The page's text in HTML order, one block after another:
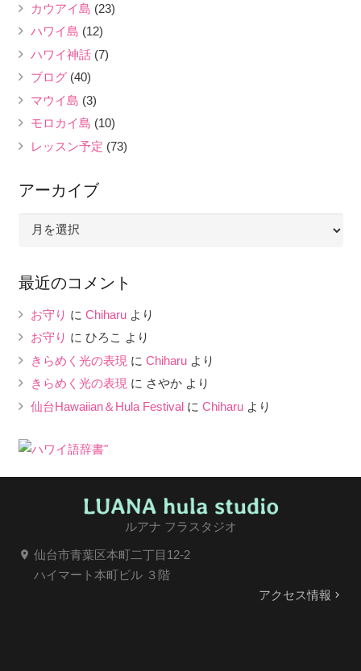
カウアイ島 (23)
ハワイ島 (12)
ハワイ神話(7)
ブログ(40)
マウイ島 (3)
モロカイ島 (10)
レッスン予定 (73)
アーカイブ
イ
最近のコメント
お守り に Chiharuより
お守り に ひろこ より
きらめく光の表現 に Chiharuより
きらめく光の表現 に さやかより
仙台Hawaiian＆Hula Festivalに Chiharuより
ルアナ フラスタジオ
location_on 仙台市青葉区本町二丁目12-2
ハイマート本町ビル ３階
アクセス情報 keyboard_arrow_right